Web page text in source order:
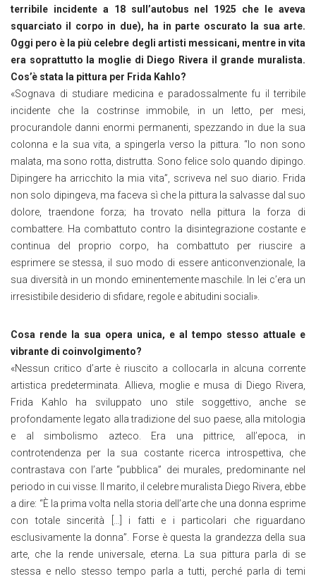
terribile incidente a 18 sull’autobus nel 1925 che le aveva
squarciato il corpo in due), ha in parte oscurato la sua arte.
Oggi pero è la più celebre degli artisti messicani, mentre in vita
era soprattutto la moglie di Diego Rivera il grande muralista.
Cos’è stata la pittura per Frida Kahlo?
«Sognava di studiare medicina e paradossalmente fu il terribile
incidente che la costrinse immobile, in un letto, per mesi,
procurandole danni enormi permanenti, spezzando in due la sua
colonna e la sua vita, a spingerla verso la pittura. “Io non sono
malata, ma sono rotta, distrutta. Sono felice solo quando dipingo.
Dipingere ha arricchito la mia vita”, scriveva nel suo diario. Frida
non solo dipingeva, ma faceva sì che la pittura la salvasse dal suo
dolore, traendone forza; ha trovato nella pittura la forza di
combattere. Ha combattuto contro la disintegrazione costante e
continua del proprio corpo, ha combattuto per riuscire a
esprimere se stessa, il suo modo di essere anticonvenzionale, la
sua diversità in un mondo eminentemente maschile. In lei c’era un
irresistibile desiderio di sfidare, regole e abitudini sociali».
Cosa rende la sua opera unica, e al tempo stesso attuale e
vibrante di coinvolgimento?
«Nessun critico d’arte è riuscito a collocarla in alcuna corrente
artistica predeterminata. Allieva, moglie e musa di Diego Rivera,
Frida Kahlo ha sviluppato uno stile soggettivo, anche se
profondamente legato alla tradizione del suo paese, alla mitologia
e al simbolismo azteco. Era una pittrice, all’epoca, in
controtendenza per la sua costante ricerca introspettiva, che
contrastava con l’arte “pubblica” dei murales, predominante nel
periodo in cui visse. Il marito, il celebre muralista Diego Rivera, ebbe
a dire: “È la prima volta nella storia dell’arte che una donna esprime
con totale sincerità […] i fatti e i particolari che riguardano
esclusivamente la donna”. Forse è questa la grandezza della sua
arte, che la rende universale, eterna. La sua pittura parla di se
stessa e nello stesso tempo parla a tutti, perché parla di temi